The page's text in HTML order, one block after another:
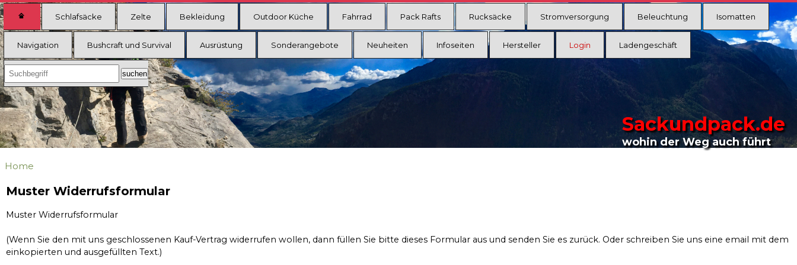
Schlafsäcke Zelte Bekleidung Outdoor Küche Fahrrad Pack Rafts Rucksäcke Stromversorgung Beleuchtung Isomatten
Navigation Bushcraft und Survival Ausrüstung Sonderangebote Neuheiten Infoseiten Hersteller Login Ladengeschäft
Sackundpack.de
wohin der Weg auch führt
Home
Muster Widerrufsformular
Muster Widerrufsformular
(Wenn Sie den mit uns geschlossenen Kauf-Vertrag widerrufen wollen, dann füllen Sie bitte dieses Formular aus und senden Sie es zurück. Oder schreiben Sie uns eine email mit dem
einkopierten und ausgefüllten Text.)